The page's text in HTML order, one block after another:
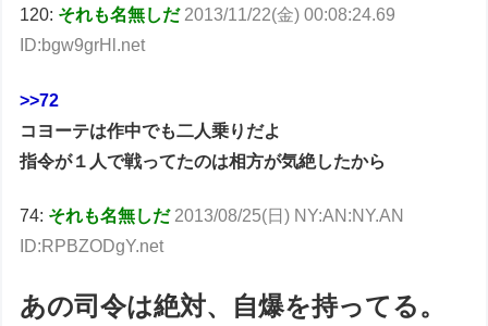
120: それも名無しだ 2013/11/22(金) 00:08:24.69
ID:bgw9grHl.net
>>72
コヨーテは作中でも二人乗りだよ
指令が１人で戦ってたのは相方が気絶したから
74: それも名無しだ 2013/08/25(日) NY:AN:NY.AN
ID:RPBZODgY.net
あの司令は絶対、自爆を持ってる。